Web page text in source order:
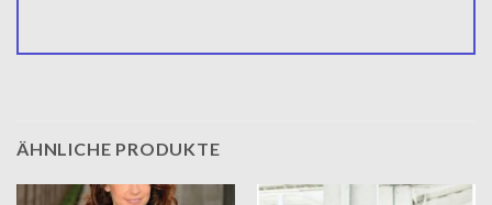
ÄHNLICHE PRODUKTE